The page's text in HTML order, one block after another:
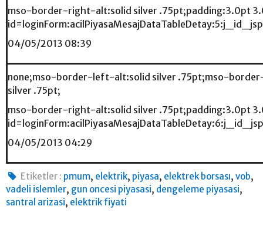
mso-border-right-alt:solid silver .75pt;padding:3.0pt
04/05/2013 08:39
none;mso-border-left-alt:solid silver .75pt;mso-
silver .75pt;
mso-border-right-alt:solid silver .75pt;padding:3.0pt
04/05/2013 04:29
Etiketler : pmum, elektrik, piyasa, elektrek borsası,vob,
vadeli islemler, gun oncesi piyasasi, dengeleme piyasasi,
santral arizasi, elektrik fiyati